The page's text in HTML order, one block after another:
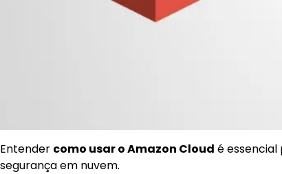
Entender como usar o Amazon Cloud é
segurança em nuvem.